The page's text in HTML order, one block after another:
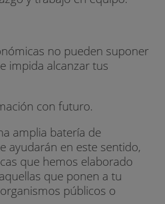
no pueden suponer
impida alcanzar tus
con futuro.
amplia batería de
ayudarán en este sentido,
que hemos elaborado
que ponen a tu
públicos o